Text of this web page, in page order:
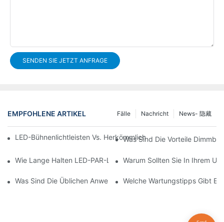
SENDEN SIE JETZT ANFRAGE
EMPFOHLENE ARTIKEL News- 隐藏
Nachricht
Fälle
LED-Bühnenlichtleisten Vs. Herkömmliche Bühnenbeleuchtung:
Was Sind Die Vorteile
Wie Lange Halten LED-PAR-Leuchten?Warum Sollten Sie In Ihrem
Was Sind Die Üblichen Anwendungen Von LED-PAR-Leuchten?
Welche Wartungstipps Gibt Es